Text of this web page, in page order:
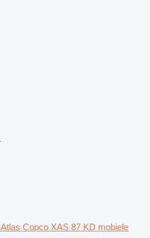
Atlas Copco XAS 87 KD mobiele